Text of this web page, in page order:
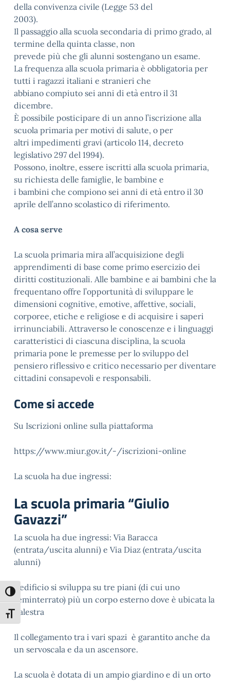
Attiva/disattiva alto contrasto
Attiva/disattiva dimensione testo
della convivenza civile (Legge 53 del
2003).
Il passaggio alla scuola secondaria di primo grado, al
termine della quinta classe, non
prevede più che gli alunni sostengano un esame.
La frequenza alla scuola primaria è obbligatoria per
tutti i ragazzi italiani e stranieri che
abbiano compiuto sei anni di età entro il 31
dicembre.
È possibile posticipare di un anno l’iscrizione alla
scuola primaria per motivi di salute, o per
altri impedimenti gravi (articolo 114, decreto
legislativo 297 del 1994).
Possono, inoltre, essere iscritti alla scuola primaria,
su richiesta delle famiglie, le bambine e
i bambini che compiono sei anni di età entro il 30
aprile dell’anno scolastico di riferimento.
A cosa serve
La scuola primaria mira all’acquisizione degli
apprendimenti di base come primo esercizio dei
diritti costituzionali. Alle bambine e ai bambini che la
frequentano offre l’opportunità di sviluppare le
dimensioni cognitive, emotive, affettive, sociali,
corporee, etiche e religiose e di acquisire i saperi
irrinunciabili. Attraverso le conoscenze e i linguaggi
caratteristici di ciascuna disciplina, la scuola
primaria pone le premesse per lo sviluppo del
pensiero riflessivo e critico necessario per diventare
cittadini consapevoli e responsabili.
Come si accede
Su Iscrizioni online sulla piattaforma
https://www.miur.gov.it/-/iscrizioni-online
La scuola ha due ingressi:
La scuola primaria “Giulio
Gavazzi”
La scuola ha due ingressi: Via Baracca
(entrata/uscita alunni) e Via Diaz (entrata/uscita
alunni)
L’edificio si sviluppa su tre piani (di cui uno
seminterrato) più un corpo esterno dove è ubicata la
palestra
Il collegamento tra i vari spazi è garantito anche da
un servoscala e da un ascensore.
La scuola è dotata di un ampio giardino e di un orto